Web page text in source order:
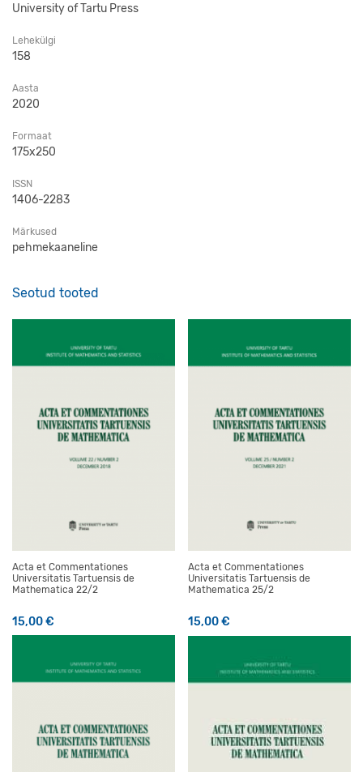
University of Tartu Press
Lehekülgi
158
Aasta
2020
Formaat
175x250
ISSN
1406-2283
Märkused
pehmekaaneline
Seotud tooted
Acta et Commentationes
Universitatis Tartuensis de
Mathematica 22/2
15,00€
Acta et Commentationes
Universitatis Tartuensis de
Mathematica 25/2
15,00€